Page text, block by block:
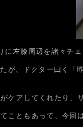
に左膝周辺を諸々チ
が、ドクター曰く「
ケアしてくれたり、
こともあって、今回